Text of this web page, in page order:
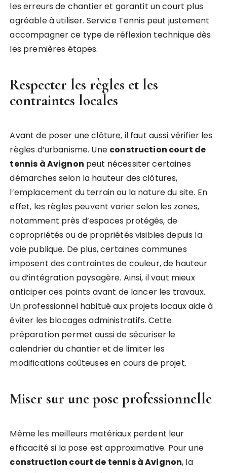
les erreurs de chantier et garantit un court plus
agréable à utiliser. Service Tennis peut justement
accompagner ce type de réflexion technique dès
les premières étapes.
Respecter les règles et les
contraintes locales
Avant de poser une clôture, il faut aussi vérifier les
règles d’urbanisme. Une construction court de
tennis à Avignon peut nécessiter certaines
démarches selon la hauteur des clôtures,
l’emplacement du terrain ou la nature du site. En
effet, les règles peuvent varier selon les zones,
notamment près d’espaces protégés, de
copropriétés ou de propriétés visibles depuis la
voie publique. De plus, certaines communes
imposent des contraintes de couleur, de hauteur
ou d’intégration paysagère. Ainsi, il vaut mieux
anticiper ces points avant de lancer les travaux.
Un professionnel habitué aux projets locaux aide à
éviter les blocages administratifs. Cette
préparation permet aussi de sécuriser le
calendrier du chantier et de limiter les
modifications coûteuses en cours de projet.
Miser sur une pose professionnelle
Même les meilleurs matériaux perdent leur
efficacité si la pose est approximative. Pour une
construction court de tennis à Avignon, la